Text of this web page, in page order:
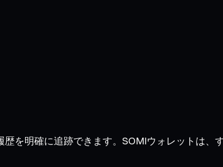
を明確に追跡できます。SOMIウォレットは